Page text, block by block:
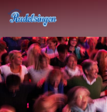
Skip header